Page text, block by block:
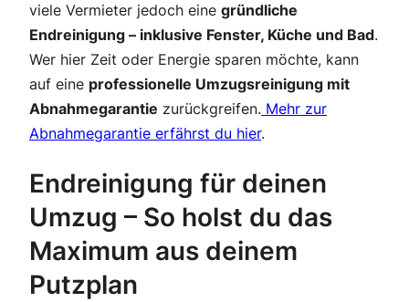
viele Vermieter jedoch eine gründliche
Endreinigung – inklusive Fenster, Küche und Bad.
Wer hier Zeit oder Energie sparen möchte, kann
auf eine professionelle Umzugsreinigung mit
Abnahmegarantie zurückgreifen. Mehr zur
Abnahmegarantie erfährst du hier.
Endreinigung für deinen
Umzug – So holst du das
Maximum aus deinem
Putzplan